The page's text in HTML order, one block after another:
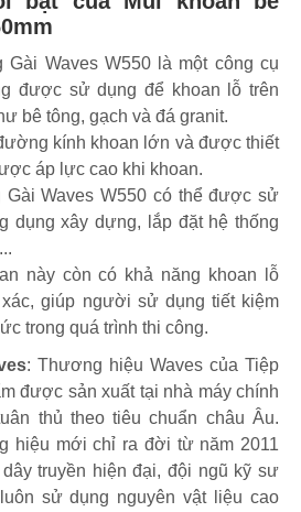
Gài Waves W550 là một công cụ
được sử dụng để khoan lỗ trên
bê tông, gạch và đá granit.
kính khoan lớn và được thiết
áp lực cao khi khoan.
Gài Waves W550 có thể được sử
dụng xây dựng, lắp đặt hệ thống
này còn có khả năng khoan lỗ
giúp người sử dụng tiết kiệm
trong quá trình thi công.
: Thương hiệu Waves của Tiệp
được sản xuất tại nhà máy chính
thủ theo tiêu chuẩn châu Âu.
hiệu mới chỉ ra đời từ năm 2011
truyền hiện đại, đội ngũ kỹ sư
sử dụng nguyên vật liệu cao